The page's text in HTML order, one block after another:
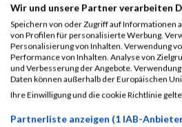
5028
Nadine
5062
Marina
5124
Dustin
5025
Philipp
5114
Frank
Wir und unsere Partner verarbeiten
Speichern von oder Zugriff auf Informationen
von Profilen für personalisierte Werbung.
Personalisierung von Inhalten. Verwendung
Performance von Inhalten. Analyse von
und Verbesserung der Angebote.
Daten können außerhalb der Europäischen
Ihre Einwilligung und die cookie Richtlinie
Partnerliste anzeigen (1 IAB-